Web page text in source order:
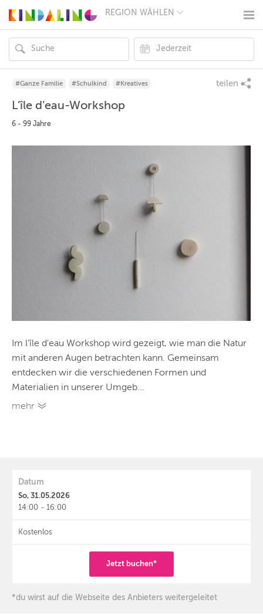
REGION WÄHLEN
MÜNCHEN
HAMBURG
FRANKFURT
KÖLN
DÜSSELDORF
ESSEN
#Ganze Familie #Schulkind #Kreatives teilen
L’île d’eau-Workshop
6 - 99 Jahre
Im l’île d'eau Workshop wird gezeigt, wie man die Natur
mit anderen Augen betrachten kann. Gemeinsam
entdecken wir die verschiedenen Formen und
Materialien in unserer Umgeb...
mehr
Datum
So, 31.05.2026
14:00 - 16:00
Kostenlos
Jetzt buchen*
*du wirst auf die Webseite des Anbieters weitergeleitet